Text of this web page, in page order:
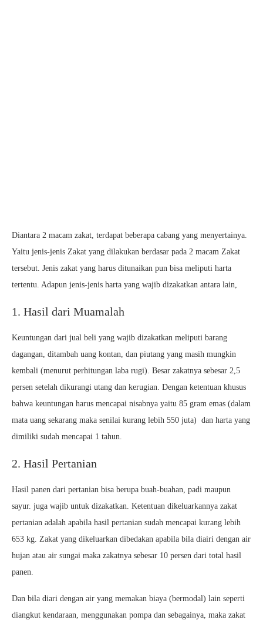
Diantara 2 macam zakat, terdapat beberapa cabang yang menyertainya.
Yaitu jenis-jenis Zakat yang dilakukan berdasar pada 2 macam Zakat
tersebut. Jenis zakat yang harus ditunaikan pun bisa meliputi harta
tertentu. Adapun jenis-jenis harta yang wajib dizakatkan antara lain,
1. Hasil dari Muamalah
Keuntungan dari jual beli yang wajib dizakatkan meliputi barang
dagangan, ditambah uang kontan, dan piutang yang masih mungkin
kembali (menurut perhitungan laba rugi). Besar zakatnya sebesar 2,5
persen setelah dikurangi utang dan kerugian. Dengan ketentuan khusus
bahwa keuntungan harus mencapai nisabnya yaitu 85 gram emas (dalam
mata uang sekarang maka senilai kurang lebih 550 juta) dan harta yang
dimiliki sudah mencapai 1 tahun.
2. Hasil Pertanian
Hasil panen dari pertanian bisa berupa buah-buahan, padi maupun
sayur. juga wajib untuk dizakatkan. Ketentuan dikeluarkannya zakat
pertanian adalah apabila hasil pertanian sudah mencapai kurang lebih
653 kg. Zakat yang dikeluarkan dibedakan apabila bila diairi dengan air
hujan atau air sungai maka zakatnya sebesar 10 persen dari total hasil
panen.
Dan bila diari dengan air yang memakan biaya (bermodal) lain seperti
diangkut kendaraan, menggunakan pompa dan sebagainya, maka zakat